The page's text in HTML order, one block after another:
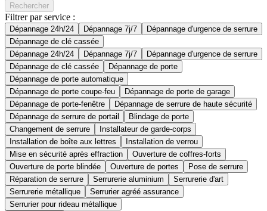
Rechercher
Filtrer par service :
Dépannage 24h/24 Dépannage 7j/7
Dépannage d'urgence de serrure
Dépannage de clé cassée
Dépannage 24h/24
Dépannage 7j/7
Dépannage d'urgence de serrure
Dépannage de clé cassée
Dépannage de porte
Dépannage de porte automatique
Dépannage de porte coupe-feu
Dépannage de porte de garage
Dépannage de porte-fenêtre
Dépannage de serrure de haute sécurité
Dépannage de serrure de portail
Blindage de porte
Changement de serrure
Installateur de garde-corps
Installation de boîte aux lettres
Installation de verrou
Mise en sécurité après effraction
Ouverture de coffres-forts
Ouverture de porte blindée
Ouverture de portes
Pose de serrure
Réparation de serrure
Serrurerie aluminium
Serrurerie d'art
Serrurerie métallique
Serrurier agréé assurance
Serrurier pour rideau métallique